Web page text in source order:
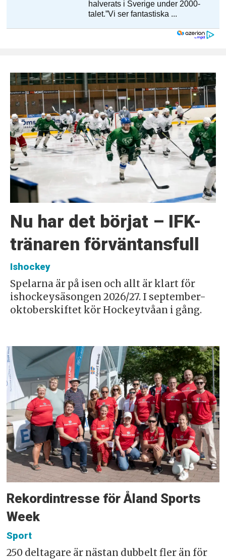
Nu har det börjat – IFK-
tränaren förväntansfull
Ishockey
Spelarna är på isen och allt är klart för
ishockeysäsongen 2026/27. I september-
oktoberskiftet kör Hockeytvåan i gång.
Rekordintresse för Åland Sports
Week
Sport
250 deltagare är nästan dubbelt fler än för